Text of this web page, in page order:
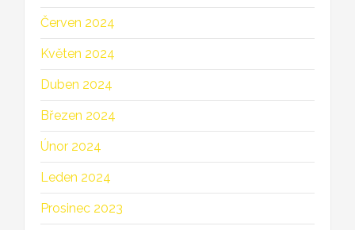
Červen 2024
Květen 2024
Duben 2024
Březen 2024
Únor 2024
Leden 2024
Prosinec 2023